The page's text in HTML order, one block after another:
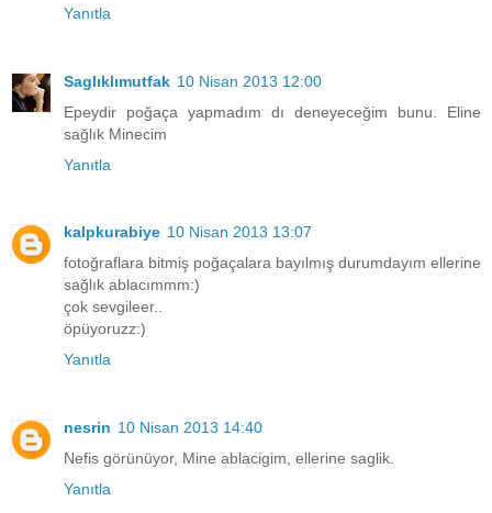
Yanıtla
Saglıklımutfak 10 Nisan 2013 12:00
Epeydir poğaça yapmadım dı deneyeceğim bunu. Eline
sağlık Minecim
Yanıtla
kalpkurabiye 10 Nisan 2013 13:07
fotoğraflara bitmiş poğaçalara bayılmış durumdayım ellerine
sağlık ablacımmm:)
çok sevgileer..
öpüyoruzz:)
Yanıtla
nesrin 10 Nisan 2013 14:40
Nefis görünüyor, Mine ablacigim, ellerine saglik.
Yanıtla